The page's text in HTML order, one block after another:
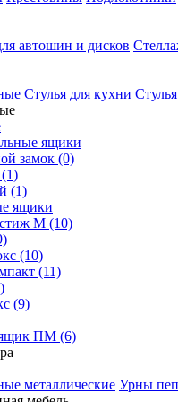
автошин и дисков
Стулья для кухни
ящики
замок (0)
(1)
ящики
М (10)
(10)
(11)
(9)
ПМ (6)
металлические Урны